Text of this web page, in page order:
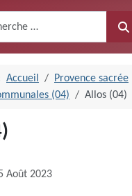
Accueil
Provence sacrée
(04)
Allos (04)
Août 2023